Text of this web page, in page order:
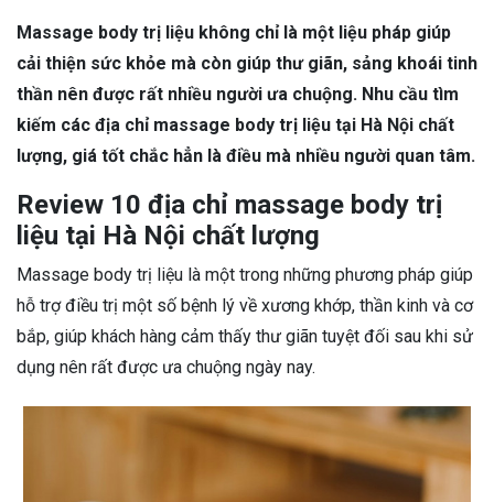
Massage body trị liệu không chỉ là một liệu pháp giúp
cải thiện sức khỏe mà còn giúp thư giãn, sảng khoái tinh
thần nên được rất nhiều người ưa chuộng. Nhu cầu tìm
kiếm các địa chỉ massage body trị liệu tại Hà Nội chất
lượng, giá tốt chắc hẳn là điều mà nhiều người quan tâm.
Review 10 địa chỉ massage body trị
liệu tại Hà Nội chất lượng
Massage body trị liệu là một trong những phương pháp giúp
hỗ trợ điều trị một số bệnh lý về xương khớp, thần kinh và cơ
bắp, giúp khách hàng cảm thấy thư giãn tuyệt đối sau khi sử
dụng nên rất được ưa chuộng ngày nay.